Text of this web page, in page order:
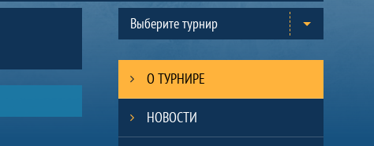
Выберите турнир
О ТУРНИРЕ
НОВОСТИ